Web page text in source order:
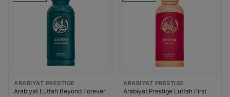
ARABIYAT PRESTIGE
Arabiyat Lutfah Beyond Forever
ARABIYAT PRESTIGE
Arabiyat Prestige Lutfah First